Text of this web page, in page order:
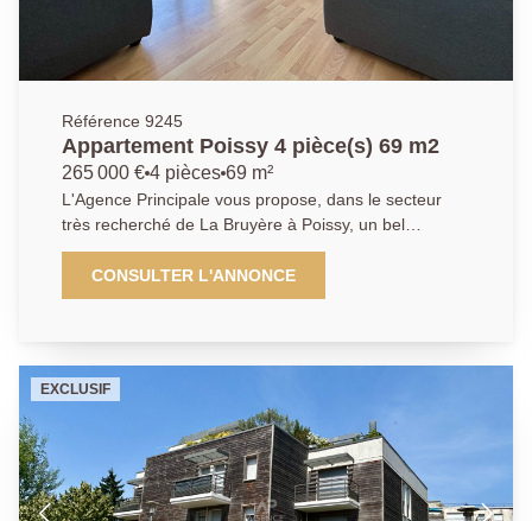
lumineux et idéalement situé, parfait pour une famille,
un couple ou un investissement de qualité. AGENCE
PRINCIPALE: 01.30.06.69.69 (Julie GOUMAIN agent
commercial RSAC 909399941.)
Référence 9245
Appartement Poissy 4 pièce(s) 69 m2
265 000 € 4 pièces 69 m²
L'Agence Principale vous propose, dans le secteur
très recherché de La Bruyère à Poissy, un bel
appartement familial situé au sein d'une résidence
calme, sécurisée et verdoyante, à proximité
immédiate de la forêt de Saint-Germain-en-Laye et du
pied de la gare de Poissy (RER A / Ligne J). Ce bien
se compose d'une agréable pièce de vie lumineuse
ouvrant sur un balcon exposé plein Sud, d'une cuisine
indépendante aménagée et équipée, de trois
chambres, d'une salle de bains, de WC séparés ainsi
que d'un placard de rangement. Une cave en sous-sol
CONSULTER L'ANNONCE
EXCLUSIF